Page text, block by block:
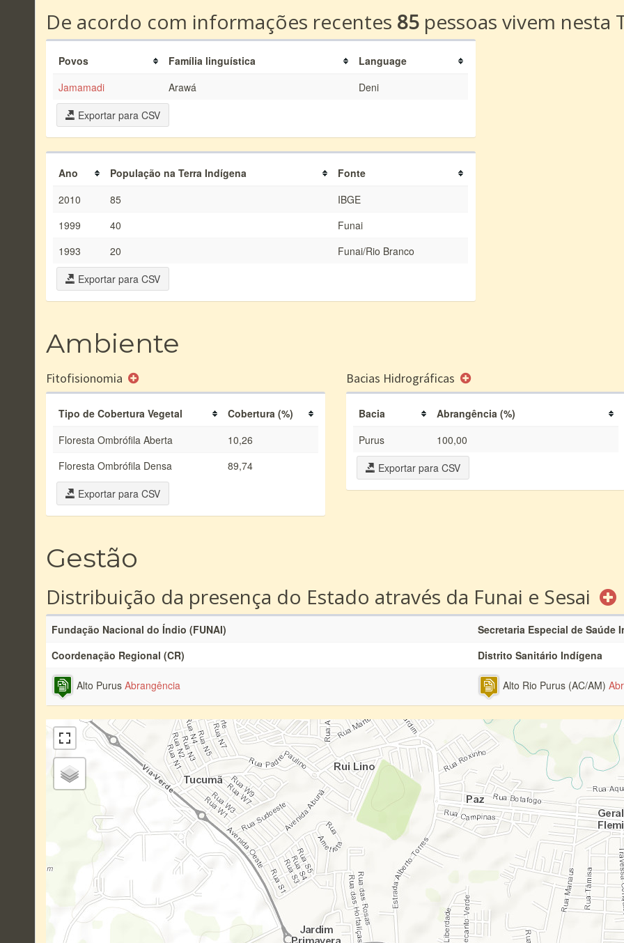
De acordo com informações recentes 85 pessoas vivem nesta
Povos Família linguística
Language
Jamamadi
Arawá
Deni
Exportar para CSV
Ano População na Terra Indígena
Fonte
2010
85
IBGE
1999
40
Funai
1993
20
Funai/Rio Branco
Exportar para CSV
Ambiente
Fitofisionomia
Tipo de Cobertura Vegetal
Cobertura (%)
Floresta Ombrófila Aberta
10,26
Floresta Ombrófila Densa
89,74
Exportar para CSV
Bacias Hidrográficas
Bacia
Abrangência (%)
Purus
100,00
Exportar para CSV
Gestão
Distribuição da presença do Estado através da Funai e Sesai
Fundação Nacional do Índio (FUNAI)
Secretaria Especial de Saúde
Coordenação Regional (CR)
Distrito Sanitário Indígena
Alto Purus Abrangência Alto Rio Purus (AC/AM)